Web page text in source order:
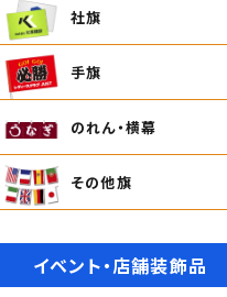
社旗
手旗
のれん・横幕
その他旗
イベント・店舗装飾品